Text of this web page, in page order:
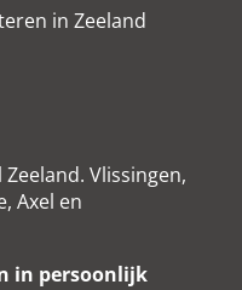
in Zeeland
Vlissingen,
Axel en
in persoonlijk